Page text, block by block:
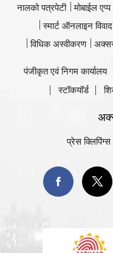
नालको पत्रपेटी मोबाईल एप्प
स्मार्ट ऑनलाइन
विधिक अस्वीकरण
पंजीकृत एवं निगम कार्यालय
स्टॉकयॉर्ड
प्रेस क्लिपिंग्स